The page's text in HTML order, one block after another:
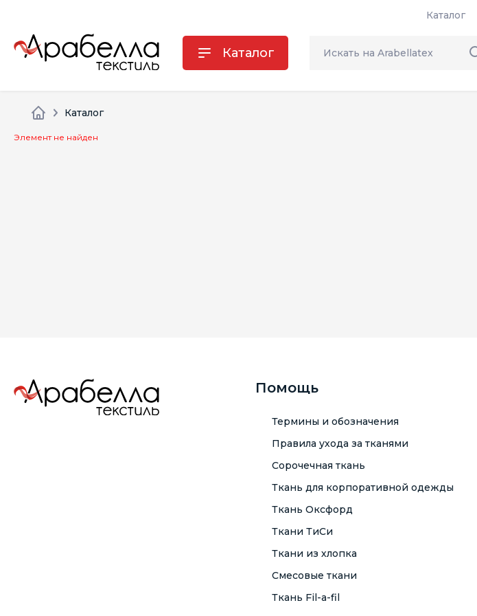
Каталог
Каталог
Каталог
Элемент не найден
Помощь
Термины и обозначения
Правила ухода за тканями
Сорочечная ткань
Ткань для корпоративной одежды
Ткань Оксфорд
Ткани ТиСи
Ткани из хлопка
Смесовые ткани
Ткань Fil-a-fil